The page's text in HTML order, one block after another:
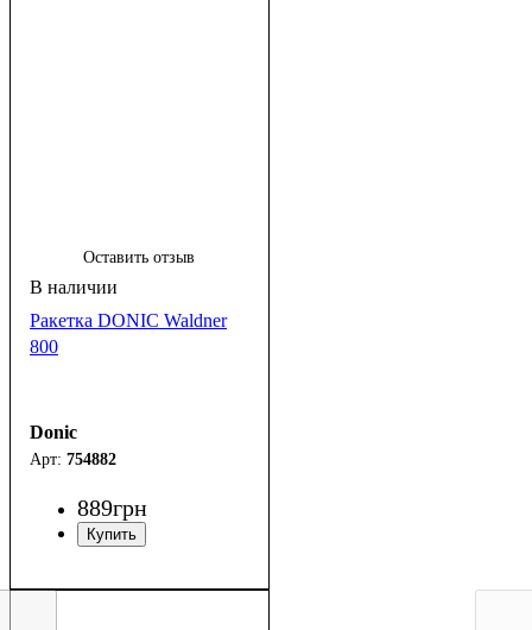
Оставить отзыв
Ракетка DONIC Waldner
800
Donic
754882
889грн